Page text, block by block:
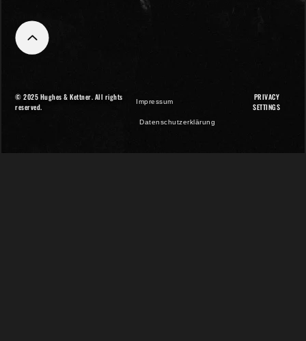
© 2025 Hughes & Kettner. All rights
reserved.
Impressum
Datenschutzerklärung
PRIVACY
SETTINGS